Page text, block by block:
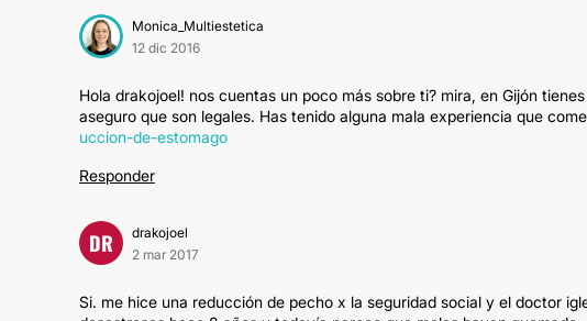
Monica_Multiestetica
12 dic 2016
Hola drakojoel! nos cuentas un poco más sobre ti? mira, en Gijón
aseguro que son legales. Has tenido alguna mala experiencia que
uccion-de-estomago
Responder
DR
drakojoel
2 mar 2017
Si. me hice una reducción de pecho x la seguridad social y el doctor